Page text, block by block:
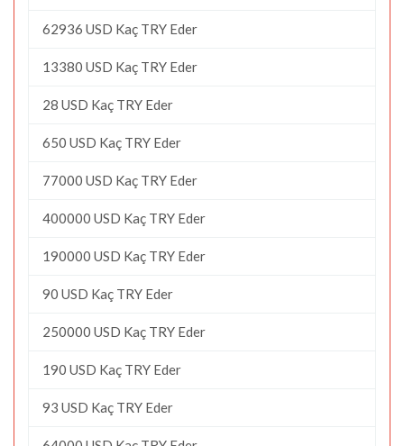
62936 USD Kaç TRY Eder
13380 USD Kaç TRY Eder
28 USD Kaç TRY Eder
650 USD Kaç TRY Eder
77000 USD Kaç TRY Eder
400000 USD Kaç TRY Eder
190000 USD Kaç TRY Eder
90 USD Kaç TRY Eder
250000 USD Kaç TRY Eder
190 USD Kaç TRY Eder
93 USD Kaç TRY Eder